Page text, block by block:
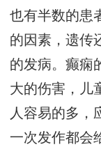
也有半数的患
的因素，遗传
的发病。癫痫
大的伤害，儿
人容易的多，
一次发作都会